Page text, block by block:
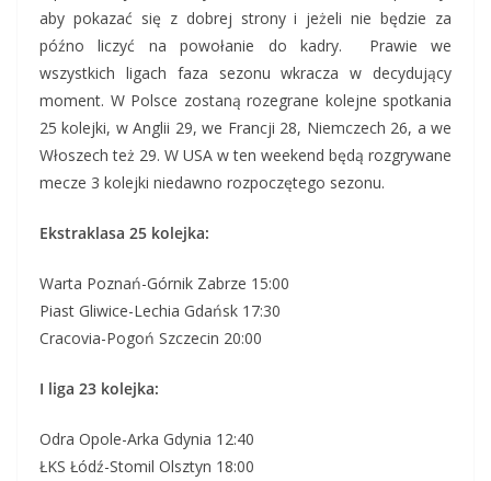
aby pokazać się z dobrej strony i jeżeli nie będzie za
późno liczyć na powołanie do kadry. Prawie we
wszystkich ligach faza sezonu wkracza w decydujący
moment. W Polsce zostaną rozegrane kolejne spotkania
25 kolejki, w Anglii 29, we Francji 28, Niemczech 26, a we
Włoszech też 29. W USA w ten weekend będą rozgrywane
mecze 3 kolejki niedawno rozpoczętego sezonu.
Ekstraklasa 25 kolejka:
Warta Poznań-Górnik Zabrze 15:00
Piast Gliwice-Lechia Gdańsk 17:30
Cracovia-Pogoń Szczecin 20:00
I liga 23 kolejka:
Odra Opole-Arka Gdynia 12:40
ŁKS Łódź-Stomil Olsztyn 18:00